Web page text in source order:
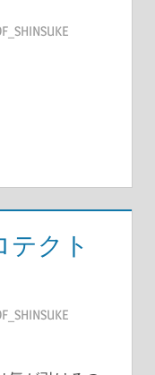
テクト